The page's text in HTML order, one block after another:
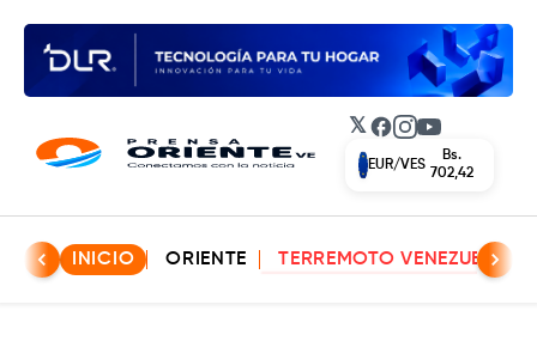
𝕏 Facebook
Instagram
YouTube
USD/VES
Bs.
612,43
INICIO ORIENTE TERREMOTO VENEZUELA